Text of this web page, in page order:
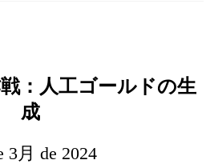
戦：人工ゴールドの生
成
3月 de 2024